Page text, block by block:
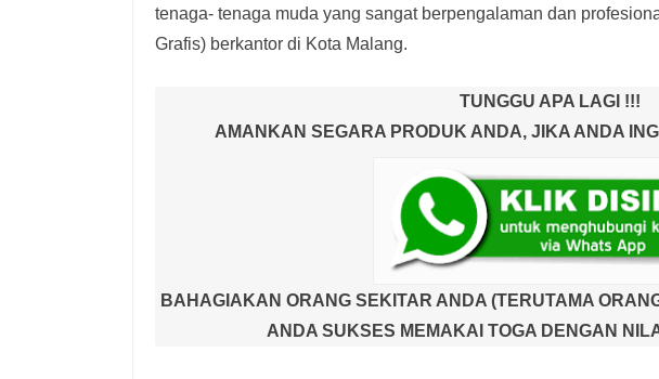
tenaga- tenaga muda yang sangat berpengalaman dan
Grafis) berkantor di Kota Malang.
TUNGGU APA LAGI !!!
AMANKAN SEGARA PRODUK ANDA, JIKA ANDA
BAHAGIAKAN ORANG SEKITAR ANDA (TERUTAMA
ANDA SUKSES MEMAKAI TOGA DENGAN